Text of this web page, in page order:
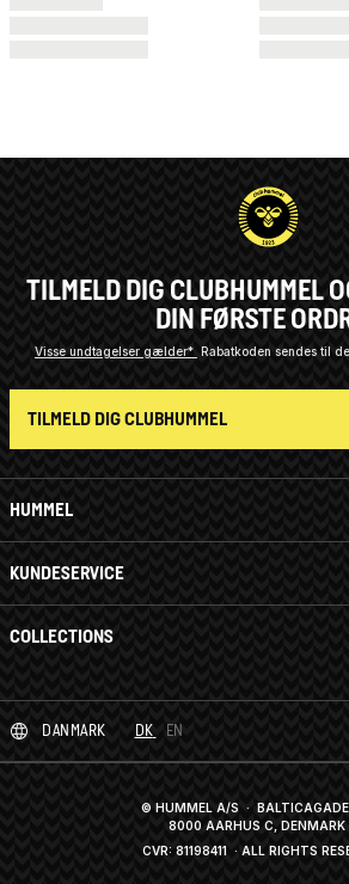
HUMMEL
KUNDESERVICE
COLLECTIONS
TILMELD DIG CLUBHUMMEL
DIN FØRSTE
Visse undtagelser gælder* Rabatkoden sendes til
TILMELD DIG CLUBHUMMEL
DANMARK DK EN
© HUMMEL A/S · BALTICAGADE
8000 AARHUS C, DENMARK
CVR: 81198411 · ALL RIGHTS